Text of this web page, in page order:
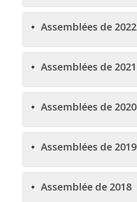
Assemblées de 2022
Assemblées de 2021
Assemblées de 2020
Assemblées de 2019
Assemblée de 2018